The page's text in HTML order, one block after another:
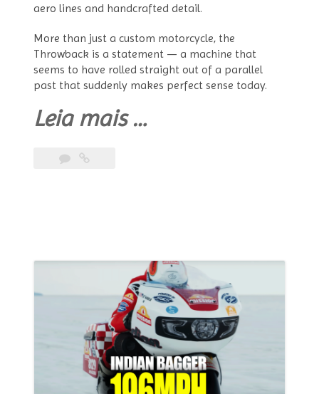
aero lines and handcrafted detail.
More than just a custom motorcycle, the
Throwback is a statement — a machine that
seems to have rolled straight out of a parallel
past that suddenly makes perfect sense today.
Leia mais“Katros
That
Rediscovers
Its
Past
With
a
…